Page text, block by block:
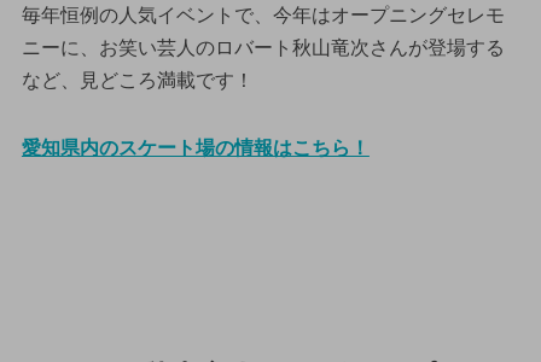
毎年恒例の人気イベントで、今年はオープニングセレモ
ニーに、お笑い芸人のロバート秋山竜次さんが登場する
など、見どころ満載です！
愛知県内のスケート場の情報はこちら！